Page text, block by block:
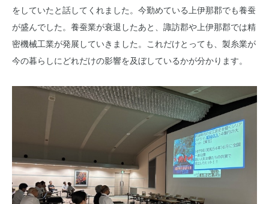
をしていたと話してくれました。今勤めている上伊那郡でも養蚕
が盛んでした。養蚕業が衰退したあと、諏訪郡や上伊那郡では精
密機械工業が発展していきました。これだけとっても、製糸業が
今の暮らしにどれだけの影響を及ぼしているかが分かります。